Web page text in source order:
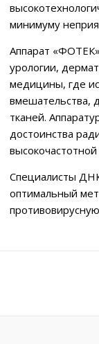
минимуму
Аппарат
урологии,
медицины, где
вмешательства,
тканей.
достоинства
Специалисты
оптимальный